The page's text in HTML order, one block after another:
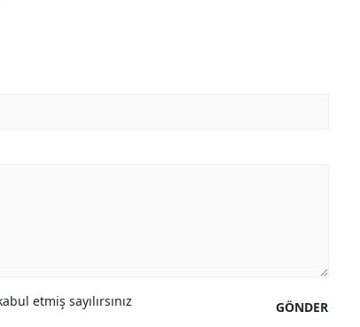
GÖNDER
etmiş sayılırsınız